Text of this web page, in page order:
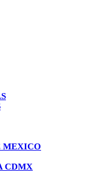
MEXICO
CDMX